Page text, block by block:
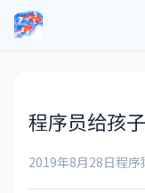
程序员给孩
2019年8月28日程序